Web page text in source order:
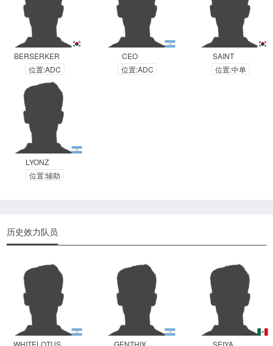
BERSERKER
位置:ADC
CEO
位置:ADC
SAINT
位置:中单
LYONZ
位置:辅助
历史效力队员